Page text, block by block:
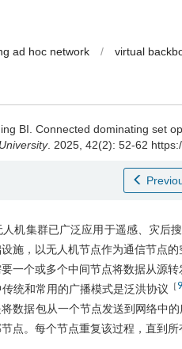
ad hoc network / virtual
BI Connected dominating set
. 2025, 42(2): 52-62
机集群已广泛应用于遥感、灾后
施，以无人机节点作为通信节点
一个或多个中间节点将数据从源
统和常用的广播模式是泛洪协议 ［9
数据包从一个节点发送到网络中
点。每个节点重复该过程，直到